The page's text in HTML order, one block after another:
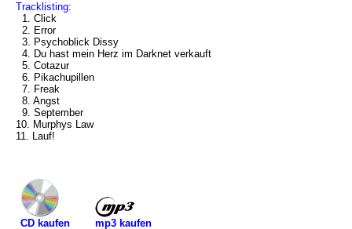
Tracklisting:
1. Click
2. Error
3. Psychoblick Dissy
4. Du hast mein Herz im Darknet verkauft
5. Cotazur
6. Pikachupillen
7. Freak
8. Angst
9. September
10. Murphys Law
11. Lauf!
CD kaufen
mp3 kaufen